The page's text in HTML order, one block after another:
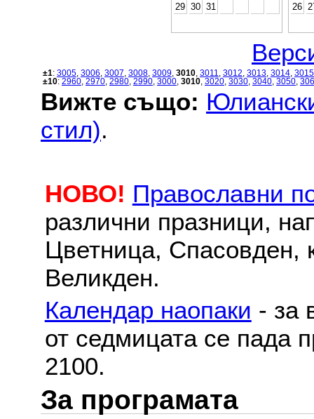
29 30 31
26
±1: 3005 3006 3007 3008 3009 3010 3011 3012 3013 3014 3015
±10: 2960 2970 2980 2990 3000 3010 3020 3030 3040 3050
Вижте също:
стил).
НОВО! Православни
различни празници,
Цветница, Спасовден,
Великден.
Календар наопаки - за
от седмицата се пада
2100.
За програмата